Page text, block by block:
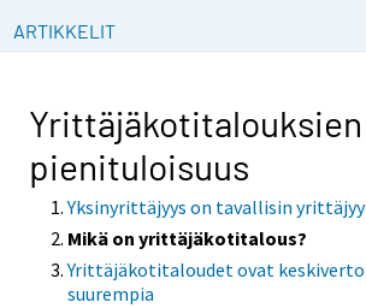
ARTIKKELIT
pienituloisuus
Yksinyrittäjyys on tavallisin
Mikä on yrittäjäkotitalous?
Yrittäjäkotitaloudet ovat
suurempia